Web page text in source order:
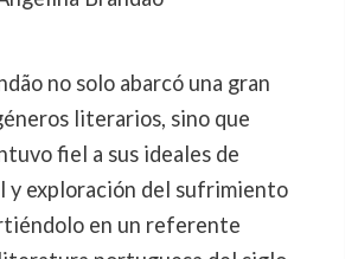
no solo abarcó una gran
literarios, sino que
fiel a sus ideales de
y exploración del sufrimiento
en un referente